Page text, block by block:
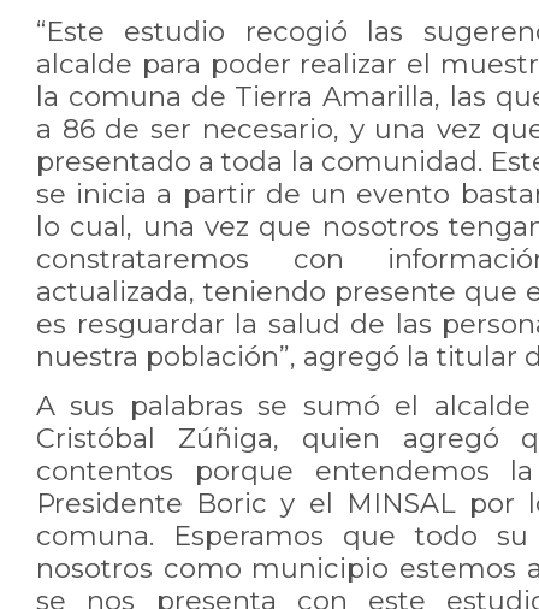
“Este estudio recogió las
alcalde para poder realizar el
la comuna de Tierra Amarilla, las
a 86 de ser necesario, y una vez
presentado a toda la comunidad.
se inicia a partir de un evento
lo cual, una vez que nosotros
constrataremos con
actualizada, teniendo presente que
es resguardar la salud de las
nuestra población”, agregó la titular
A sus palabras se sumó el
Cristóbal Zúñiga, quien agregó
contentos porque entendemos
Presidente Boric y el MINSAL por
comuna. Esperamos que todo
nosotros como municipio estemos
se nos presenta con este